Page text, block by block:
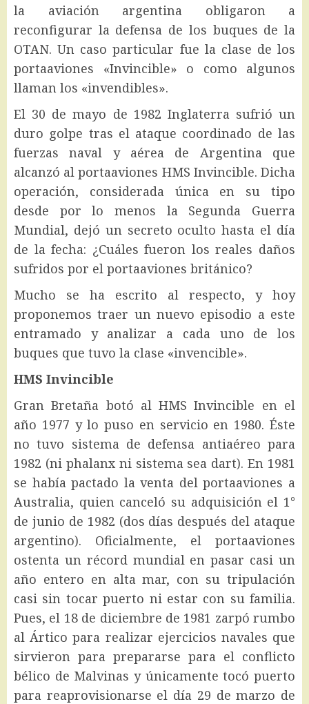
la aviación argentina obligaron a
reconfigurar la defensa de los buques de la
OTAN. Un caso particular fue la clase de los
portaaviones «Invincible» o como algunos
llaman los «invendibles».
El 30 de mayo de 1982 Inglaterra sufrió un
duro golpe tras el ataque coordinado de las
fuerzas naval y aérea de Argentina que
alcanzó al portaaviones HMS Invincible. Dicha
operación, considerada única en su tipo
desde por lo menos la Segunda Guerra
Mundial, dejó un secreto oculto hasta el día
de la fecha: ¿Cuáles fueron los reales daños
sufridos por el portaaviones británico?
Mucho se ha escrito al respecto, y hoy
proponemos traer un nuevo episodio a este
entramado y analizar a cada uno de los
buques que tuvo la clase «invencible».
HMS Invincible
Gran Bretaña botó al HMS Invincible en el
año 1977 y lo puso en servicio en 1980. Éste
no tuvo sistema de defensa antiaéreo para
1982 (ni phalanx ni sistema sea dart). En 1981
se había pactado la venta del portaaviones a
Australia, quien canceló su adquisición el 1°
de junio de 1982 (dos días después del ataque
argentino). Oficialmente, el portaaviones
ostenta un récord mundial en pasar casi un
año entero en alta mar, con su tripulación
casi sin tocar puerto ni estar con su familia.
Pues, el 18 de diciembre de 1981 zarpó rumbo
al Ártico para realizar ejercicios navales que
sirvieron para prepararse para el conflicto
bélico de Malvinas y únicamente tocó puerto
para reaprovisionarse el día 29 de marzo de